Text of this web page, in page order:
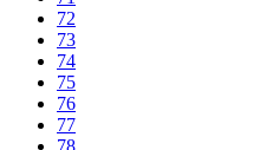
72
73
74
75
76
77
78